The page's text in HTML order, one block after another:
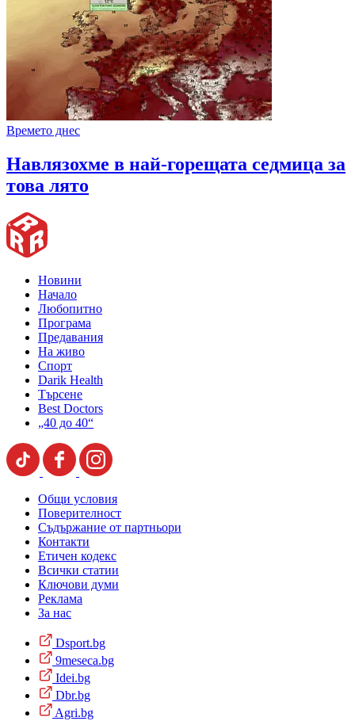
Времето днес
Навлязохме в най-горещата седмица за
това лято
Новини
Начало
Любопитно
Програма
Предавания
На живо
Спорт
Darik Health
Търсене
Best Doctors
„40 до 40“
Общи условия
Поверителност
Съдържание от партньори
Контакти
Етичен кодекс
Всички статии
Ключови думи
Реклама
За нас
Dsport.bg
9meseca.bg
Idei.bg
Dbr.bg
Agri.bg